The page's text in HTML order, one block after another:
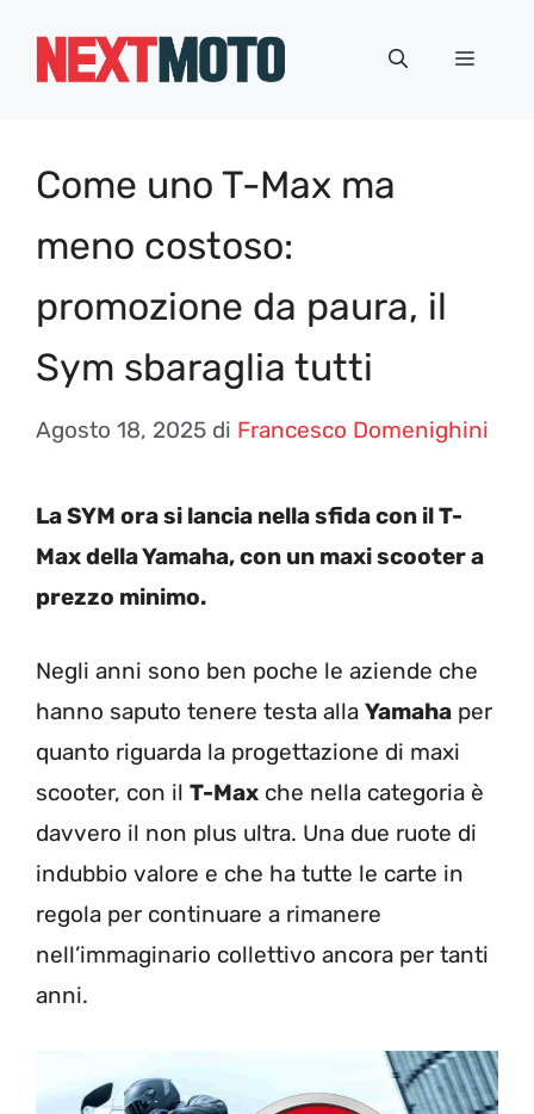
Menu
Come uno T-Max ma
meno costoso:
promozione da paura, il
Sym sbaraglia tutti
Agosto 18, 2025 di Francesco Domenighini
La SYM ora si lancia nella sfida con il T-
Max della Yamaha, con un maxi scooter a
prezzo minimo.
Negli anni sono ben poche le aziende che
hanno saputo tenere testa alla Yamaha per
quanto riguarda la progettazione di maxi
scooter, con il T-Max che nella categoria è
davvero il non plus ultra. Una due ruote di
indubbio valore e che ha tutte le carte in
regola per continuare a rimanere
nell’immaginario collettivo ancora per tanti
anni.